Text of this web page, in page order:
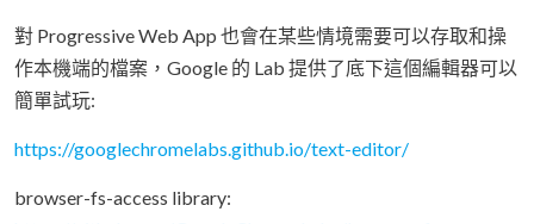
對 Progressive Web App 也會在某些情境需要可以存取和操
作本機端的檔案，Google 的 Lab 提供了底下這個編輯器可以
簡單試玩:
https://googlechromelabs.github.io/text-editor/
browser-fs-access library: